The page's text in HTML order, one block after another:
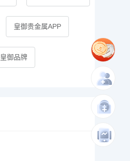
皇御贵金属APP
皇御品牌